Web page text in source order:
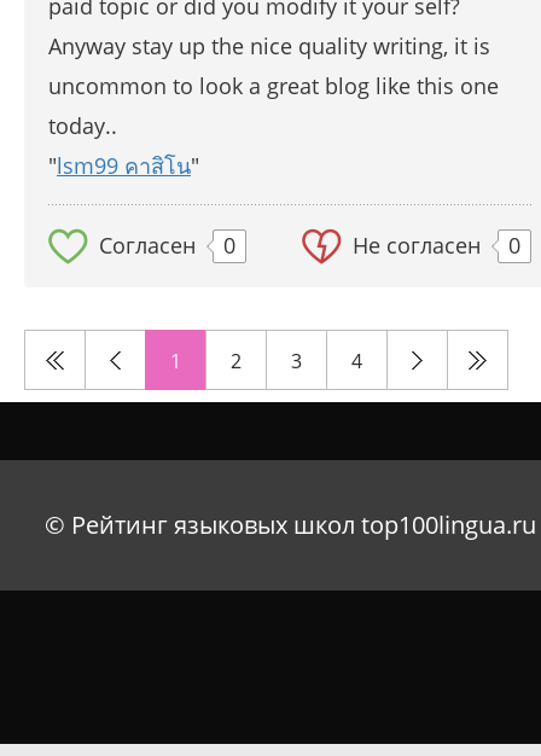
paid topic or did you modify it your self?
Anyway stay up the nice quality writing, it is
uncommon to look a great blog like this one
today..
"lsm99 คาสิโน"
Согласен 0 Не согласен 0
1 2 3 4
© Рейтинг языковых школ top100lingua.ru